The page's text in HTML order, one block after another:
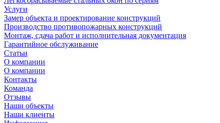
Услуги
Замер объекта и проектирование конструкций
Производство противопожарных конструкций
Монтаж, сдача работ и исполнительная документация
Гарантийное обслуживание
Статьи
О компании
О компании
Контакты
Команда
Отзывы
Наши объекты
Наши клиенты